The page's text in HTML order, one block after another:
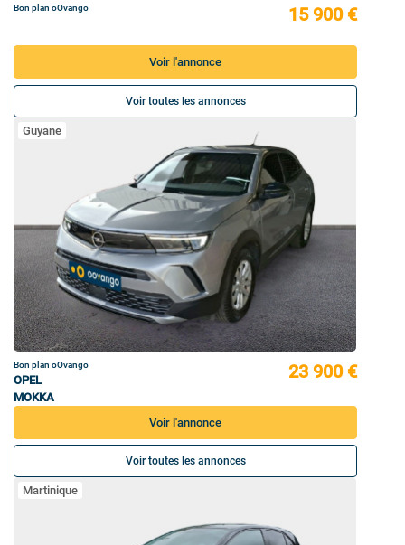
Bon plan oOvango 15 900 €
Voir l'annonce
Voir toutes les annonces
Guyane
Bon plan oOvango
OPEL
MOKKA
23 900 €
Voir l'annonce
Voir toutes les annonces
Martinique